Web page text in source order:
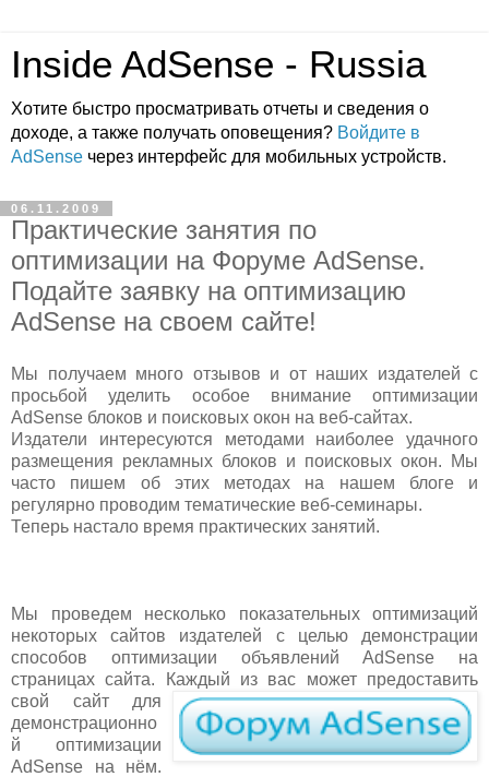
Inside AdSense - Russia
Хотите быстро просматривать отчеты и сведения о
доходе, а также получать оповещения? Войдите в
AdSense через интерфейс для мобильных устройств.
06.11.2009
Практические занятия по
оптимизации на Форуме AdSense.
Подайте заявку на оптимизацию
AdSense на своем сайте!
Мы получаем много отзывов и от наших издателей с
просьбой уделить особое внимание оптимизации
AdSense блоков и поисковых окон на веб-сайтах.
Издатели интересуются методами наиболее удачного
размещения рекламных блоков и поисковых окон. Мы
часто пишем об этих методах на нашем блоге и
регулярно проводим тематические веб-семинары.
Теперь настало время практических занятий.
Мы проведем несколько показательных оптимизаций
некоторых сайтов издателей с целью демонстрации
способов оптимизации объявлений AdSense на
страницах сайта. Каждый из вас может предоставить
свой сайт для
демонстрационно
й оптимизации
AdSense на нём.